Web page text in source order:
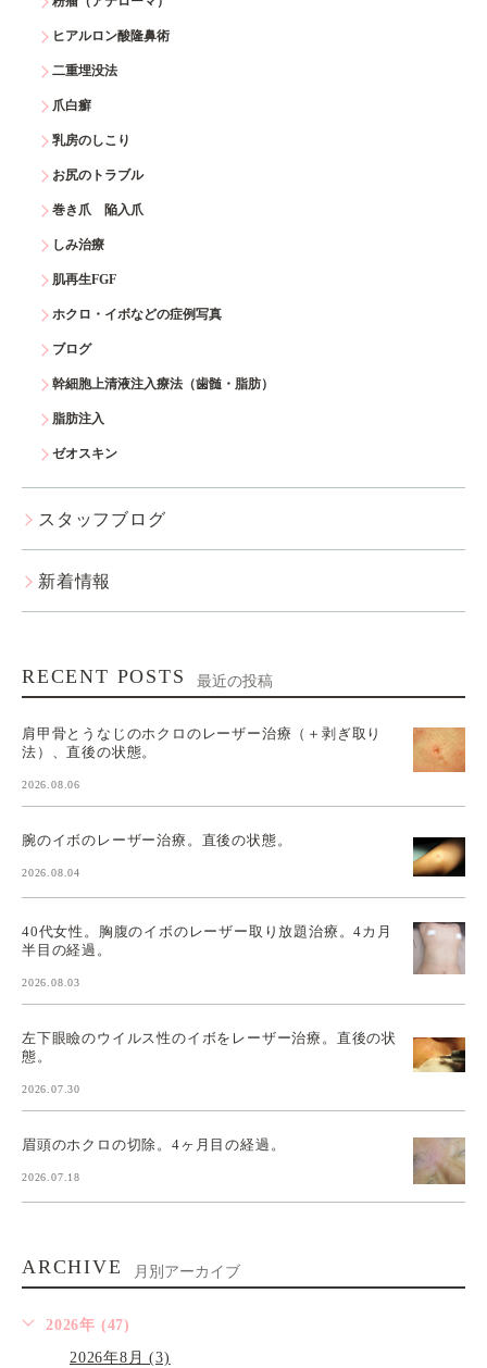
ヒアルロン酸隆鼻術
二重埋没法
爪白癬
乳房のしこり
お尻のトラブル
巻き爪 陥入爪
しみ治療
肌再生FGF
ホクロ・イボなどの症例写真
ブログ
幹細胞上清液注入療法（歯髄・脂肪）
脂肪注入
ゼオスキン
スタッフブログ
新着情報
RECENT POSTS 最近の投稿
肩甲骨とうなじのホクロのレーザー治療（＋剥ぎ取り
法）、直後の状態。
2026.08.06
腕のイボのレーザー治療。直後の状態。
2026.08.04
40代女性。胸腹のイボのレーザー取り放題治療。4カ月
半目の経過。
2026.08.03
左下眼瞼のウイルス性のイボをレーザー治療。直後の状
態。
2026.07.30
眉頭のホクロの切除。4ヶ月目の経過。
2026.07.18
ARCHIVE 月別アーカイブ
2026年 (47)
2026年8月 (3)